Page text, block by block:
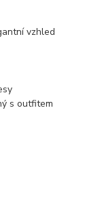
vzhled
s outfitem